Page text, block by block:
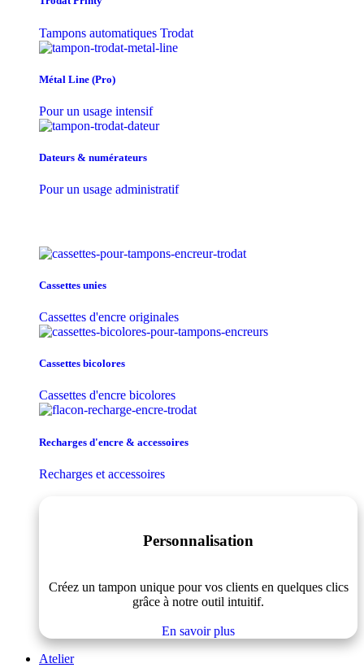
Tampons automatiques Trodat
Métal Line (Pro)
Pour un usage intensif
Dateurs & numérateurs
Pour un usage administratif
Cassettes unies
Cassettes d'encre originales
Cassettes bicolores
Cassettes d'encre bicolores
Recharges d'encre & accessoires
Recharges et accessoires
Personnalisation
Créez un tampon unique pour vos clients en quelques clics
grâce à notre outil intuitif.
En savoir plus
Atelier